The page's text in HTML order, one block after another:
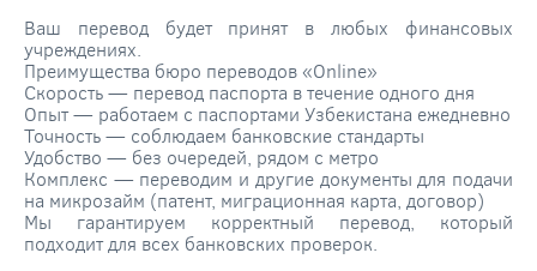
Ваш перевод будет принят в любых финансовых
учреждениях.
Преимущества бюро переводов «Online»
Скорость — перевод паспорта в течение одного дня
Опыт — работаем с паспортами Узбекистана ежедневно
Точность — соблюдаем банковские стандарты
Удобство — без очередей, рядом с метро
Комплекс — переводим и другие документы для подачи
на микрозайм (патент, миграционная карта, договор)
Мы гарантируем корректный перевод, который
подходит для всех банковских проверок.